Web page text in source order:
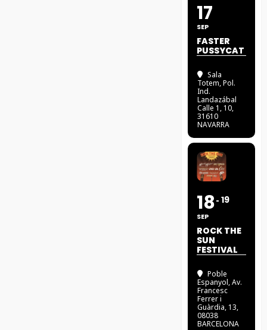
17
SEP
FASTER
PUSSYCAT
Sala
Totem, Pol.
Ind.
Landazábal
Calle 1, 10,
31610
NAVARRA
18
SEP
19
ROCK THE
SUN
FESTIVAL
Poble
Espanyol, Av.
Francesc
Ferrer i
Guàrdia, 13,
08038
BARCELONA